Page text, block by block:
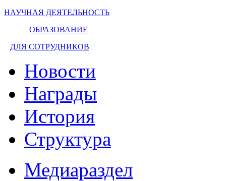
НАУЧНАЯ ДЕЯТЕЛЬНОСТЬ
ОБРАЗОВАНИЕ
ДЛЯ СОТРУДНИКОВ
Новости
Награды
История
Структура
Медиараздел